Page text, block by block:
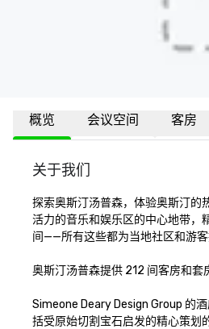
概览 会议空间 客房
关于我们
探索奥斯汀汤普森，体验奥斯汀的
活力的音乐和娱乐区的中心地带，
间——所有这些都为当地社区和游客
奥斯汀汤普森提供 212 间客房和套
Simeone Deary Design Group 的
括受原始切割宝石启发的精心策